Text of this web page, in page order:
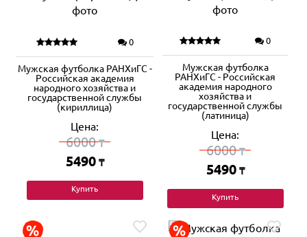
0
Мужская футболка РАНХиГС -
Российская академия
народного хозяйства и
государственной службы
(кириллица)
Цена:
6000₸
5490 ₸
Купить
0
Мужская футболка
РАНХиГС - Российская
академия народного
хозяйства и
государственной службы
(латиница)
Цена:
6000₸
5490 ₸
Купить